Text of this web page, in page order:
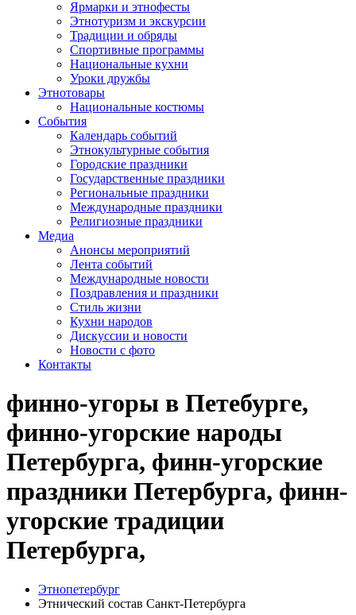
Ярмарки и этнофесты
Этнотуризм и экскурсии
Традиции и обряды
Спортивные программы
Национальные кухни
Уроки дружбы
Этнотовары
Национальные костюмы
События
Календарь событий
Этнокультурные события
Городские праздники
Государственные праздники
Региональные праздники
Международные праздники
Религиозные праздники
Медиа
Анонсы мероприятий
Лента событий
Международные новости
Поздравления и праздники
Cтиль жизни
Кухни народов
Дискуссии и новости
Новости с фото
Контакты
финно-угоры в Петебурге,
финно-угорские народы
Петербурга, финн-угорские
праздники Петербурга, финн-
угорские традиции
Петербурга,
Этнопетербург
Этнический состав Санкт-Петербурга